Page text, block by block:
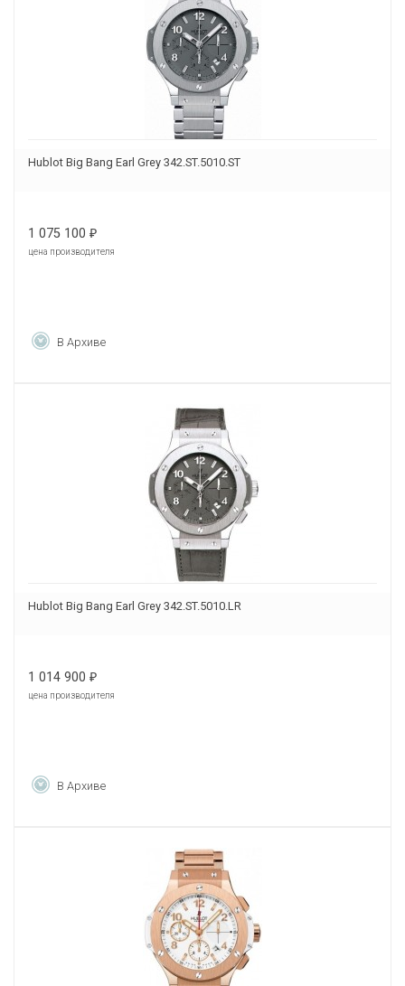
Hublot Big Bang Earl Grey 342.ST.5010.ST
1 075 100 ₽
цена производителя
В Архиве
Hublot Big Bang Earl Grey 342.ST.5010.LR
1 014 900 ₽
цена производителя
В Архиве